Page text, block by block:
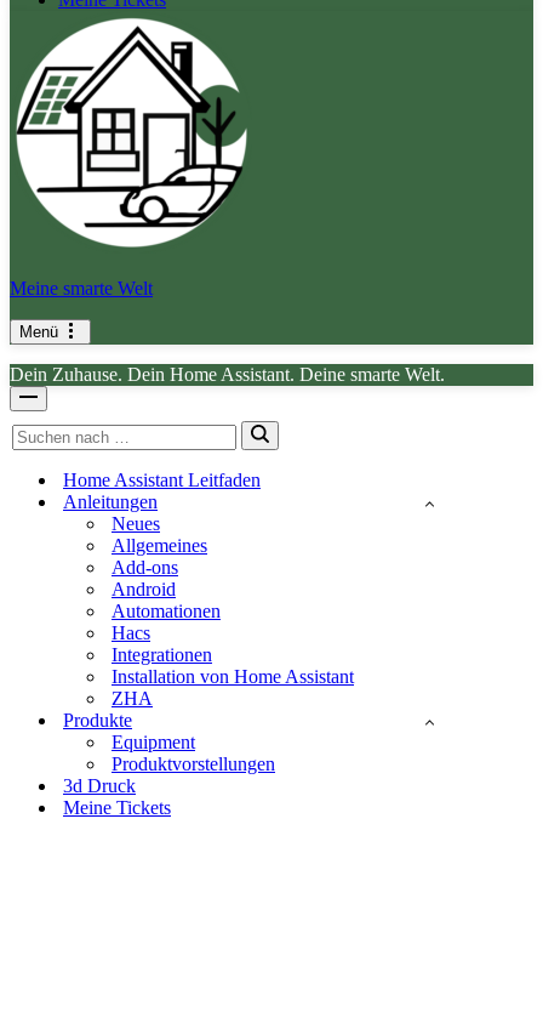
Meine smarte Welt
Menü
Navigationsmenü
Dein Zuhause. Dein Home Assistant. Deine smarte Welt.
Navigationsmenü
Suchen
nach …
Home Assistant Leitfaden
Anleitungen
Neues
Allgemeines
Add-ons
Android
Automationen
Hacs
Integrationen
Installation von Home Assistant
ZHA
Produkte
Equipment
Produktvorstellungen
3d Druck
Meine Tickets